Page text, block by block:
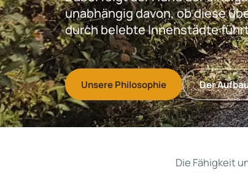
unabhängig davon, ob diese
durch belebte Innenstädte
Unsere Philosophie Der
Die Fähigkeit